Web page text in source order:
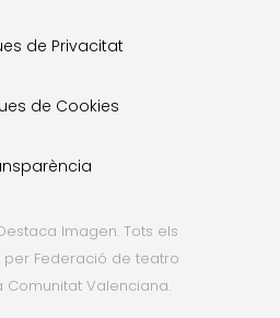
de Privacitat
de Cookies
Imagen. Tots els
per Federació de teatro
Valenciana.